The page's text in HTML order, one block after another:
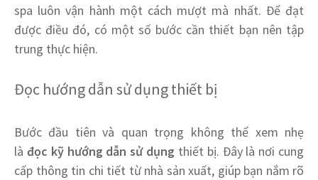
spa luôn vận hành một cách mượt mà nhất. Để đạt
được điều đó, có một số bước cần thiết bạn nên tập
trung thực hiện.
Đọc hướng dẫn sử dụng thiết bị
Bước đầu tiên và quan trọng không thể xem nhẹ
là đọc kỹ hướng dẫn sử dụng thiết bị. Đây là nơi cung
cấp thông tin chi tiết từ nhà sản xuất, giúp bạn nắm rõ